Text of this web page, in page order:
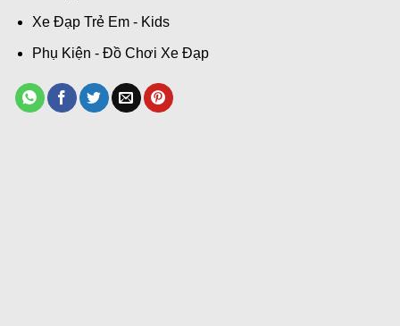
Xe Đạp Trẻ Em - Kids
Phụ Kiện - Đồ Chơi Xe Đạp